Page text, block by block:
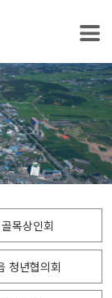
목상인회
청년협의회